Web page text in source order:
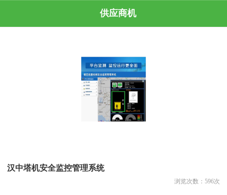
供应商机
汉中塔机安全监控管理系统
浏览次数： 596次